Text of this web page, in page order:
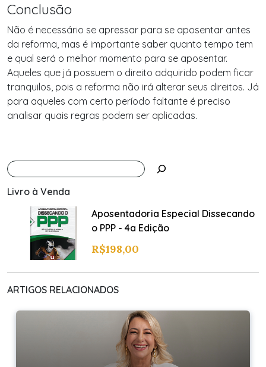
Conclusão
Não é necessário se apressar para se aposentar antes
da reforma, mas é importante saber quanto tempo tem
e qual será o melhor momento para se aposentar.
Aqueles que já possuem o direito adquirido podem ficar
tranquilos, pois a reforma não irá alterar seus direitos. Já
para aqueles com certo período faltante é preciso
analisar quais regras podem ser aplicadas.
Livro à Venda
Aposentadoria Especial Dissecando
o PPP - 4a Edição
R$198,00
ARTIGOS RELACIONADOS